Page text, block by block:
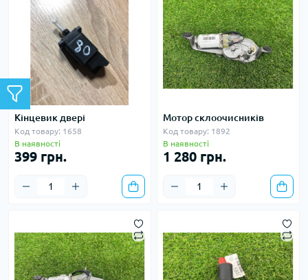
Кінцевик двері
Код товару: 1658
В наявності
399 грн.
Мотор склоочисників
Код товару: 1892
В наявності
1 280 грн.